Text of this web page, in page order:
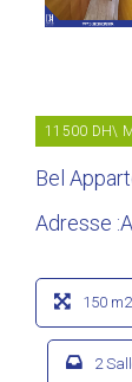
11500 DH\
Bel
Adresse
150 m2
2